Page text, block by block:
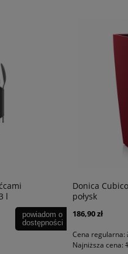
l
powiadom o
dostępności
Donica
połysk
186,90 zł
Cena regularna:
Najniższa cena: